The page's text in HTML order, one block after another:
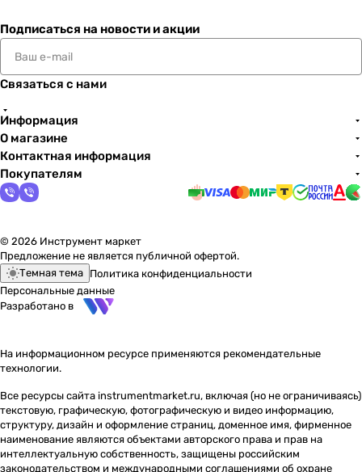
Подписаться на новости и акции
Связаться с нами
Информация
О магазине
Контактная информация
Покупателям
© 2026 Инструмент маркет
Предложение не является публичной офертой.
Темная тема Политика конфиденциальности
Персональные данные
Разработано в
На информационном ресурсе применяются рекомендательные
технологии.
Все ресурсы сайта instrumentmarket.ru, включая (но не ограничиваясь)
текстовую, графическую, фотографическую и видео информацию,
структуру, дизайн и оформление страниц, доменное имя, фирменное
наименование являются объектами авторского права и прав на
интеллектуальную собственность, защищены российским
законодательством и международными соглашениями об охране